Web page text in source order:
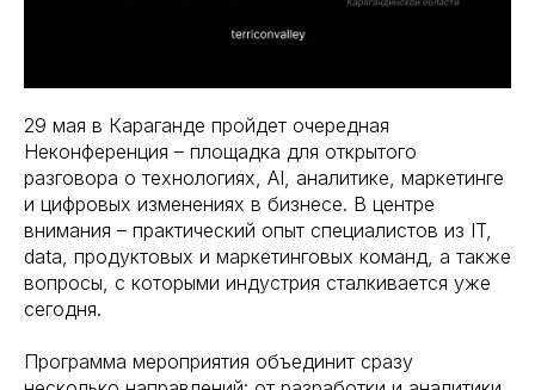
29 мая в Караганде пройдет очередная
Неконференция – площадка для открытого
разговора о технологиях, AI, аналитике, маркетинге
и цифровых изменениях в бизнесе. В центре
внимания – практический опыт специалистов из IT,
data, продуктовых и маркетинговых команд, а также
вопросы, с которыми индустрия сталкивается уже
сегодня.
Программа мероприятия объединит сразу